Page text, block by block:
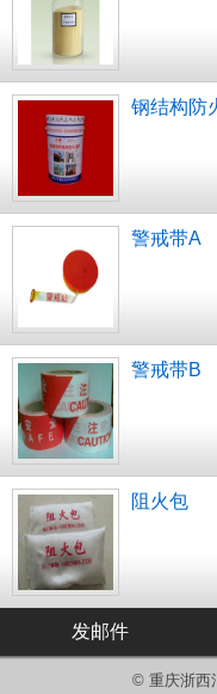
钢结构防
警戒带A
警戒带B
阻火包
发邮件
© 重庆浙西